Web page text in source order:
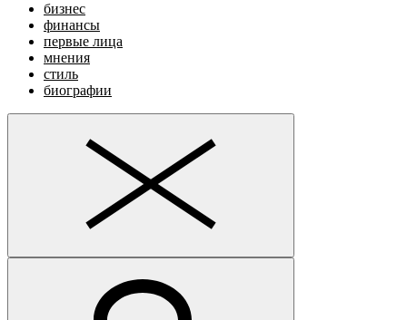
бизнес
финансы
первые лица
мнения
стиль
биографии